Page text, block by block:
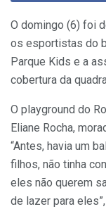
O domingo (6) foi
os esportistas do
Parque Kids e a
cobertura da
O playground do
Eliane Rocha,
“Antes, havia um
filhos, não tinha
eles não querem
de lazer para